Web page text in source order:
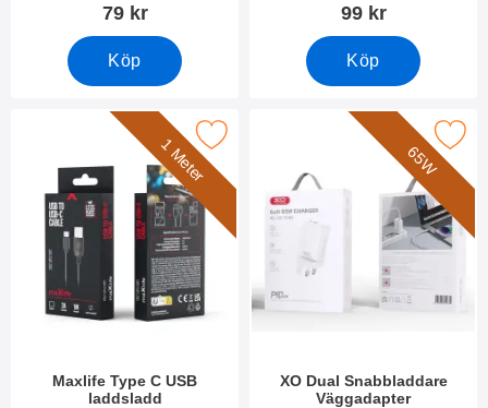
79 kr
Köp
99 kr
Köp
1 Meter
Maxlife Type C USB
laddsladd
Makera maxlife Type C USB laddsladd som favorit
65W
XO Dual Snabbladdare
Väggadapter
Makera xO Dual Snabbladdare